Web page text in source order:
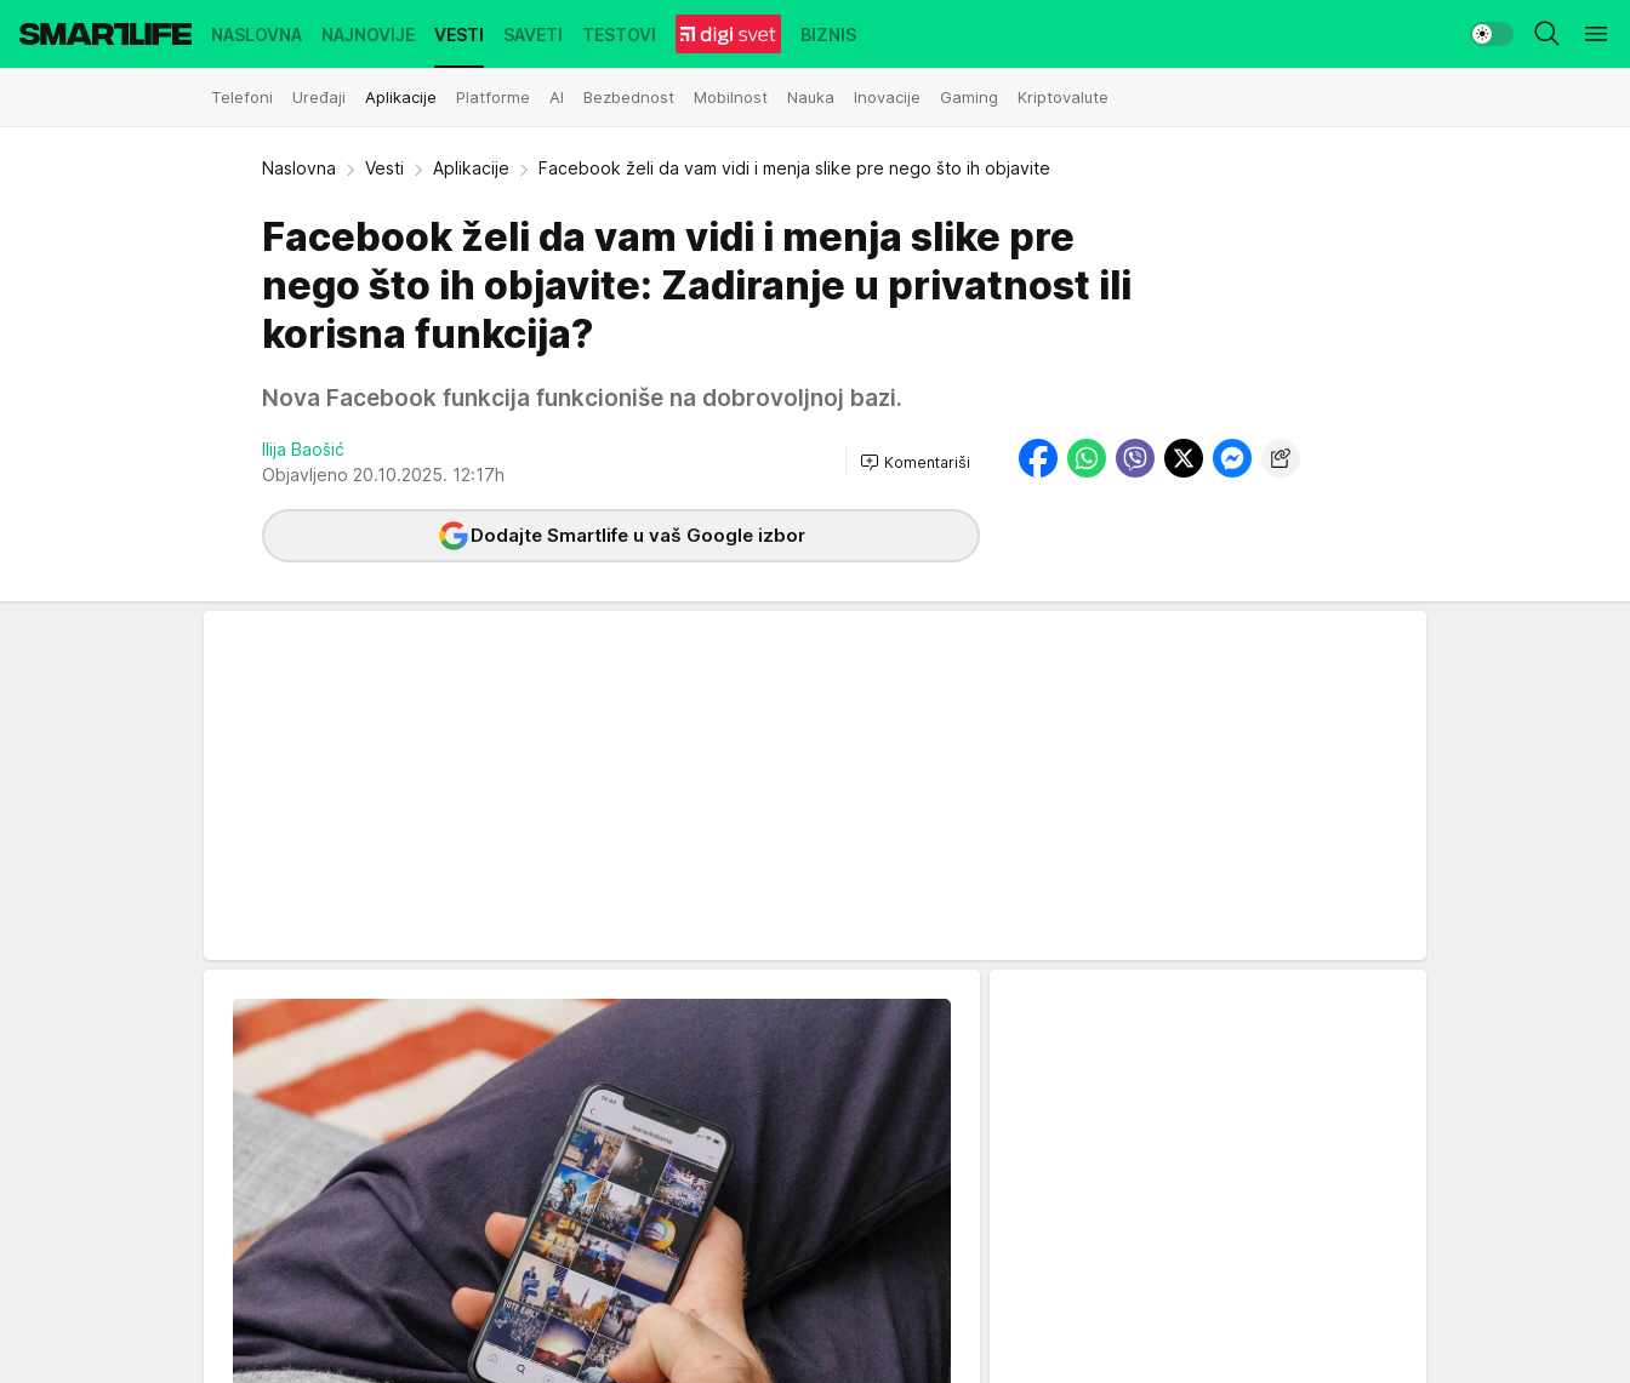
NASLOVNA NAJNOVIJE VESTI
Telefoni Uređaji Aplikacije Platforme AI Bezbednost Mobilnost Nauka Inovacije Gaming Kriptovalute
SAVETI TESTOVI BIZNIS
Naslovna Vesti Aplikacije Facebook želi da vam vidi i menja slike pre nego što ih objavite
Facebook želi da vam vidi i menja slike pre
nego što ih objavite: Zadiranje u privatnost ili
korisna funkcija?
Nova Facebook funkcija funkcioniše na dobrovoljnoj bazi.
Ilija Baošić
Objavljeno 20.10.2025. 12:17h
Komentariši
Dodajte Smartlife u vaš Google izbor